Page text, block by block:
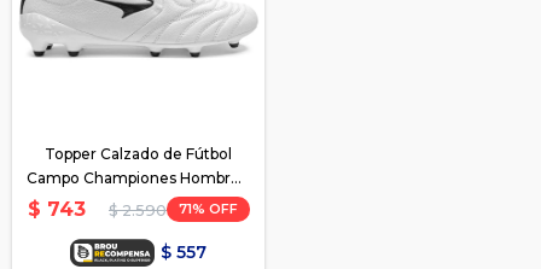
Topper Calzado de Fútbol
Campo Championes Hombre -
Blanco-SanCiro
$ 743 $ 2.590 71
$ 557